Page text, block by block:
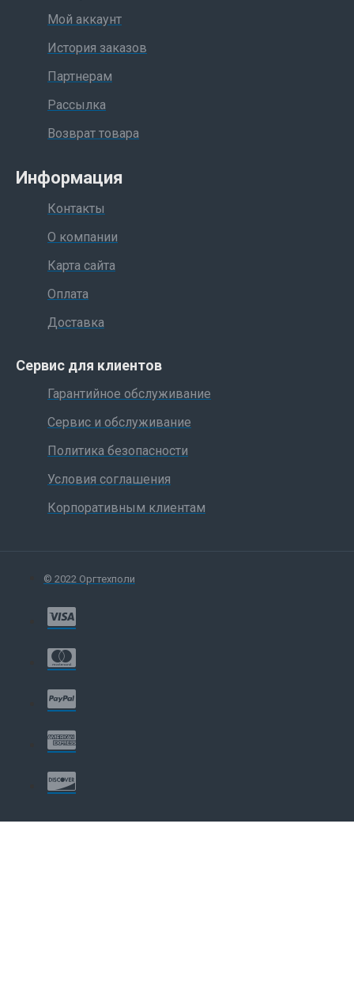
Мой аккаунт
История заказов
Партнерам
Рассылка
Возврат товара
Информация
Контакты
О компании
Карта сайта
Оплата
Доставка
Сервис для клиентов
Гарантийное обслуживание
Сервис и обслуживание
Политика безопасности
Условия соглашения
Корпоративным клиентам
© 2022 Оргтехполи